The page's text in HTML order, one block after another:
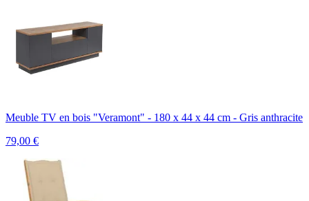
Meuble TV en bois "Veramont" - 180 x 44 x 44 cm - Gris anthracite
79,00 €